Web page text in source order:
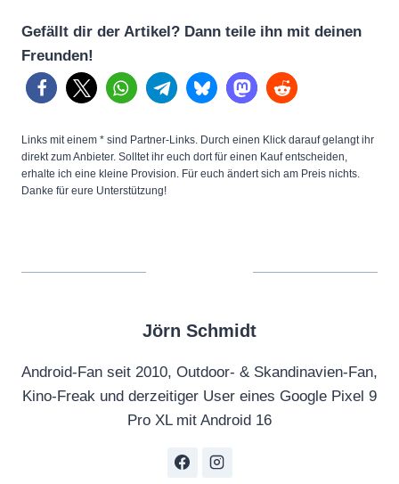
Gefällt dir der Artikel? Dann teile ihn mit deinen
Freunden!
Links mit einem * sind Partner-Links. Durch einen Klick darauf gelangt ihr
direkt zum Anbieter. Solltet ihr euch dort für einen Kauf entscheiden,
erhalte ich eine kleine Provision. Für euch ändert sich am Preis nichts.
Danke für eure Unterstützung!
Jörn Schmidt
Android-Fan seit 2010, Outdoor- & Skandinavien-Fan,
Kino-Freak und derzeitiger User eines Google Pixel 9
Pro XL mit Android 16